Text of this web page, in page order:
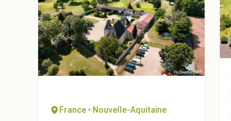
France • Nouvelle-Aquitaine